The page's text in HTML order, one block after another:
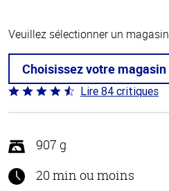
Veuillez sélectionner un
Choisissez votre magasin
Coté
4.3 sur
Lire 84 critiques
907 g
20 min ou moins